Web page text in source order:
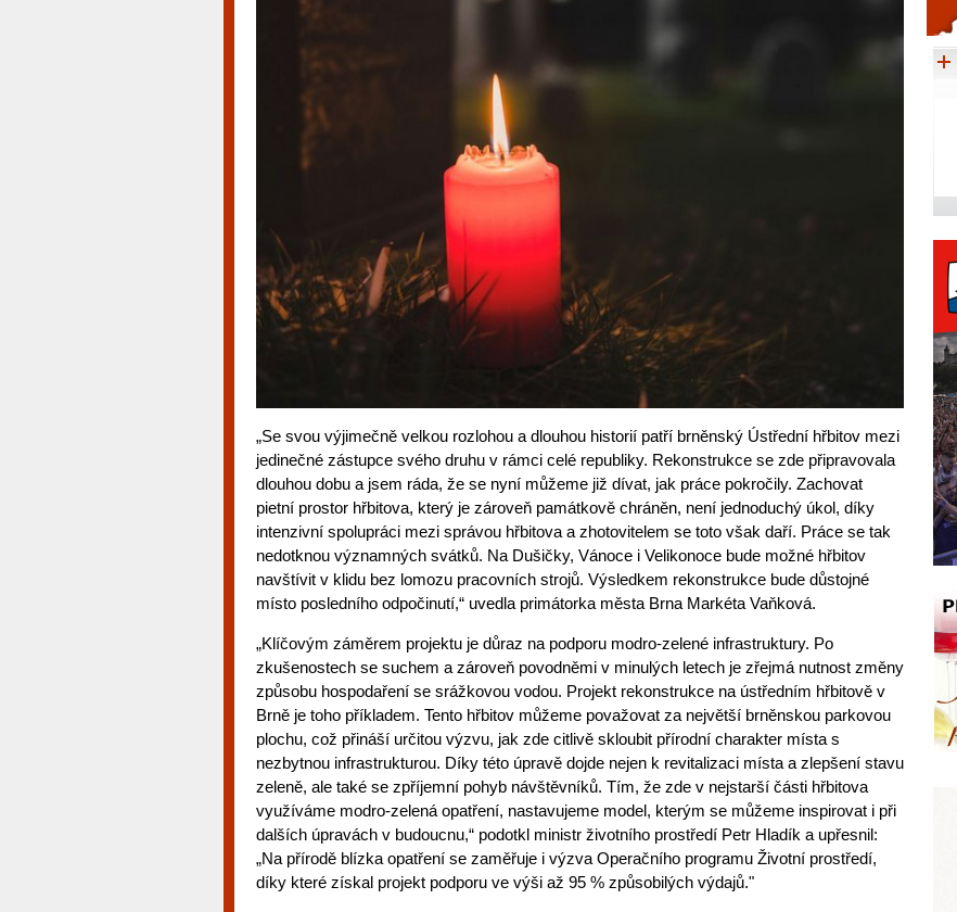
„Se svou výjimečně velkou rozlohou a dlouhou historií patří brněnský Ústřední hřbitov mezi
jedinečné zástupce svého druhu v rámci celé republiky. Rekonstrukce se zde připravovala
dlouhou dobu a jsem ráda, že se nyní můžeme již dívat, jak práce pokročily. Zachovat
pietní prostor hřbitova, který je zároveň památkově chráněn, není jednoduchý úkol, díky
intenzivní spolupráci mezi správou hřbitova a zhotovitelem se toto však daří. Práce se tak
nedotknou významných svátků. Na Dušičky, Vánoce i Velikonoce bude možné hřbitov
navštívit v klidu bez lomozu pracovních strojů. Výsledkem rekonstrukce bude důstojné
místo posledního odpočinutí,“ uvedla primátorka města Brna Markéta Vaňková.
„Klíčovým záměrem projektu je důraz na podporu modro-zelené infrastruktury. Po
zkušenostech se suchem a zároveň povodněmi v minulých letech je zřejmá nutnost změny
způsobu hospodaření se srážkovou vodou. Projekt rekonstrukce na ústředním hřbitově v
Brně je toho příkladem. Tento hřbitov můžeme považovat za největší brněnskou parkovou
plochu, což přináší určitou výzvu, jak zde citlivě skloubit přírodní charakter místa s
nezbytnou infrastrukturou. Díky této úpravě dojde nejen k revitalizaci místa a zlepšení stavu
zeleně, ale také se zpříjemní pohyb návštěvníků. Tím, že zde v nejstarší části hřbitova
využíváme modro-zelená opatření, nastavujeme model, kterým se můžeme inspirovat i při
dalších úpravách v budoucnu,“ podotkl ministr životního prostředí Petr Hladík a upřesnil:
„Na přírodě blízka opatření se zaměřuje i výzva Operačního programu Životní prostředí,
díky které získal projekt podporu ve výši až 95 % způsobilých výdajů."